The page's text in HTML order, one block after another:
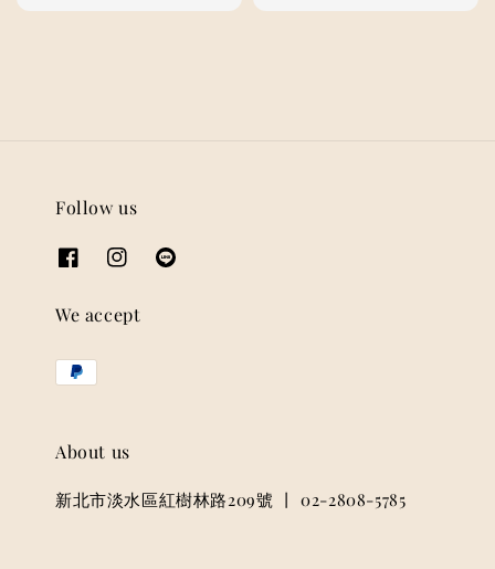
price
price
Follow us
We accept
About us
新北市淡水區紅樹林路209號 丨 02-2808-5785